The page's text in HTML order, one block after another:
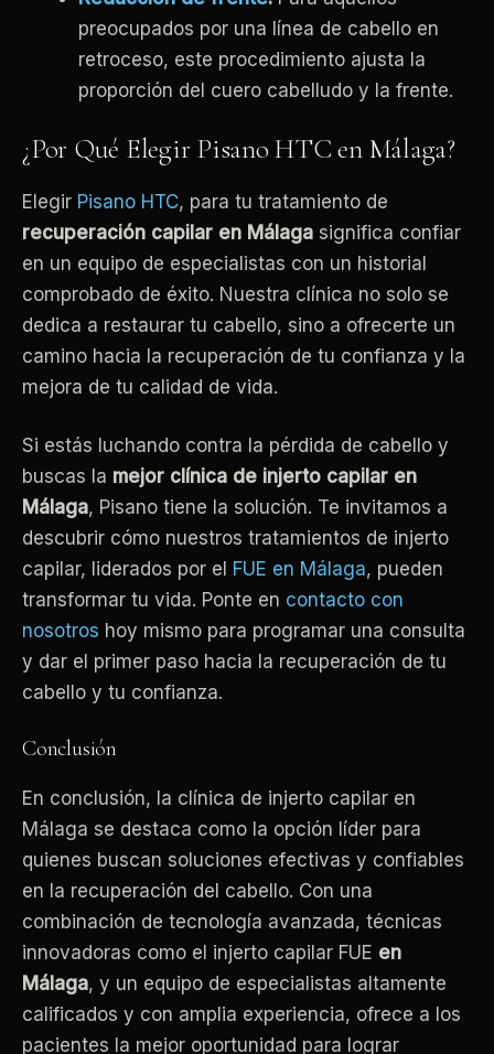
preocupados por una línea de cabello en
retroceso, este procedimiento ajusta la
proporción del cuero cabelludo y la frente.
¿Por Qué Elegir Pisano HTC en Málaga?
Elegir Pisano HTC, para tu tratamiento de
recuperación capilar en Málaga significa confiar
en un equipo de especialistas con un historial
comprobado de éxito. Nuestra clínica no solo se
dedica a restaurar tu cabello, sino a ofrecerte un
camino hacia la recuperación de tu confianza y la
mejora de tu calidad de vida.
Si estás luchando contra la pérdida de cabello y
buscas la mejor clínica de injerto capilar en
Málaga, Pisano tiene la solución. Te invitamos a
descubrir cómo nuestros tratamientos de injerto
capilar, liderados por el FUE en Málaga, pueden
transformar tu vida. Ponte en contacto con
nosotros hoy mismo para programar una consulta
y dar el primer paso hacia la recuperación de tu
cabello y tu confianza.
Conclusión
En conclusión, la clínica de injerto capilar en
Málaga se destaca como la opción líder para
quienes buscan soluciones efectivas y confiables
en la recuperación del cabello. Con una
combinación de tecnología avanzada, técnicas
innovadoras como el injerto capilar FUE en
Málaga, y un equipo de especialistas altamente
calificados y con amplia experiencia, ofrece a los
pacientes la mejor oportunidad para lograr